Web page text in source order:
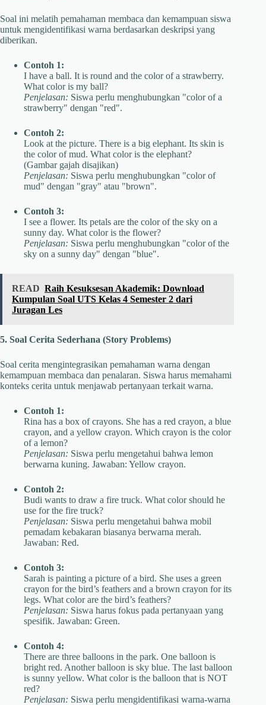
Soal ini melatih pemahaman membaca dan kemampuan siswa
untuk mengidentifikasi warna berdasarkan deskripsi yang
diberikan.
Contoh 1:
I have a ball. It is round and the color of a strawberry.
What color is my ball?
Penjelasan: Siswa perlu menghubungkan "color of a
strawberry" dengan "red".
Contoh 2:
Look at the picture. There is a big elephant. Its skin is
the color of mud. What color is the elephant?
(Gambar gajah disajikan)
Penjelasan: Siswa perlu menghubungkan "color of
mud" dengan "gray" atau "brown".
Contoh 3:
I see a flower. Its petals are the color of the sky on a
sunny day. What color is the flower?
Penjelasan: Siswa perlu menghubungkan "color of the
sky on a sunny day" dengan "blue".
READ Raih Kesuksesan Akademik: Download
Kumpulan Soal UTS Kelas 4 Semester 2 dari
Juragan Les
5. Soal Cerita Sederhana (Story Problems)
Soal cerita mengintegrasikan pemahaman warna dengan
kemampuan membaca dan penalaran. Siswa harus memahami
konteks cerita untuk menjawab pertanyaan terkait warna.
Contoh 1:
Rina has a box of crayons. She has a red crayon, a blue
crayon, and a yellow crayon. Which crayon is the color
of a lemon?
Penjelasan: Siswa perlu mengetahui bahwa lemon
berwarna kuning. Jawaban: Yellow crayon.
Contoh 2:
Budi wants to draw a fire truck. What color should he
use for the fire truck?
Penjelasan: Siswa perlu mengetahui bahwa mobil
pemadam kebakaran biasanya berwarna merah.
Jawaban: Red.
Contoh 3:
Sarah is painting a picture of a bird. She uses a green
crayon for the bird’s feathers and a brown crayon for its
legs. What color are the bird’s feathers?
Penjelasan: Siswa harus fokus pada pertanyaan yang
spesifik. Jawaban: Green.
Contoh 4:
There are three balloons in the park. One balloon is
bright red. Another balloon is sky blue. The last balloon
is sunny yellow. What color is the balloon that is NOT
red?
Penjelasan: Siswa perlu mengidentifikasi warna-warna